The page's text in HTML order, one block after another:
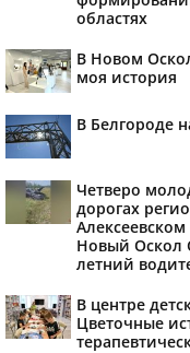
областях
В Новом
моя история
В Белгороде
Четверо
дорогах
Новый Оскол
летний
В центре
Цветочные